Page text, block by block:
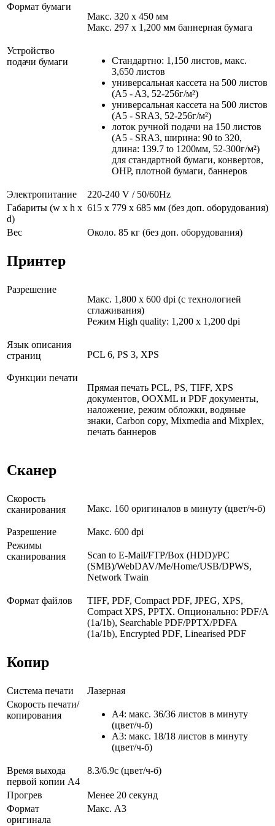
Формат бумаги
Макс. 320 x 450 мм
Макс. 297 x 1,200 мм баннерная бумага
Устройство
подачи бумаги
Стандартно: 1,150 листов, макс.
3,650 листов
универсальная кассета на 500 листов
(A5 - A3, 52-256г/м²)
универсальная кассета на 500 листов
(A5 - SRA3, 52-256г/м²)
лоток ручной подачи на 150 листов
(A5 - SRA3, ширина: 90 to 320,
длина: 139.7 to 1200мм, 52-300г/м²)
для стандартной бумаги, конвертов,
OHP, плотной бумаги, баннеров
Электропитание
220-240 V / 50/60Hz
Габариты (w x h x
d)
615 x 779 x 685 мм (без доп. оборудования)
Вес Около. 85 кг (без доп. оборудования)
Принтер
Разрешение
Макс. 1,800 x 600 dpi (с технологией
сглаживания)
Режим High quality: 1,200 x 1,200 dpi
Язык описания
страниц
PCL 6, PS 3, XPS
Функции печати
Прямая печать PCL, PS, TIFF, XPS
документов, OOXML и PDF документы,
наложение, режим обложки, водяные
знаки, Carbon copy, Mixmedia and Mixplex,
печать баннеров
Сканер
Скорость
сканирования
Макс. 160 оригиналов в минуту (цвет/ч-б)
Разрешение
Макс. 600 dpi
Режимы
сканирования
Scan to E-Mail/FTP/Box (HDD)/PC
(SMB)/WebDAV/Me/Home/USB/DPWS,
Network Twain
Формат файлов
TIFF, PDF, Compact PDF, JPEG, XPS,
Compact XPS, PPTX. Опционально: PDF/A
(1a/1b), Searchable PDF/PPTX/PDFA
(1a/1b), Encrypted PDF, Linearised PDF
Копир
Система печати
Лазерная
Скорость печати/
копирования
A4: макс. 36/36 листов в минуту
(цвет/ч-б)
A3: макс. 18/18 листов в минуту
(цвет/ч-б)
Время выхода
первой копии А4
8.3/6.9с (цвет/ч-б)
Прогрев
Менее 20 секунд
Формат
оригинала
Макс. A3